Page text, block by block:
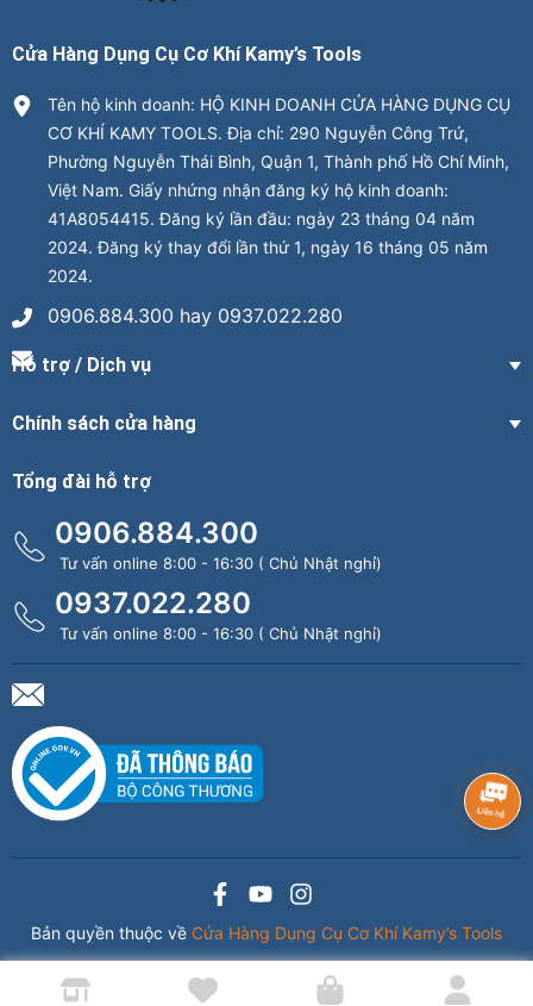
Cửa Hàng Dụng Cụ Cơ Khí Kamy’s Tools
Tên hộ kinh doanh: HỘ KINH DOANH CỬA HÀNG DỤNG CỤ
CƠ KHÍ KAMY TOOLS. Địa chỉ: 290 Nguyễn Công Trứ,
Phường Nguyễn Thái Bình, Quận 1, Thành phố Hồ Chí Minh,
Việt Nam. Giấy nhứng nhận đăng ký hộ kinh doanh:
41A8054415. Đăng ký lần đầu: ngày 23 tháng 04 năm
2024. Đăng ký thay đổi lần thứ 1, ngày 16 tháng 05 năm
2024.
0906.884.300 hay 0937.022.280
Hỗ trợ / Dịch vụ
Chính sách cửa hàng
Tổng đài hỗ trợ
0906.884.300
Tư vấn online 8:00 - 16:30 ( Chủ Nhật nghỉ)
0937.022.280
Tư vấn online 8:00 - 16:30 ( Chủ Nhật nghỉ)
Bản quyền thuộc về Cửa Hàng Dụng Cụ Cơ Khí Kamy’s Tools